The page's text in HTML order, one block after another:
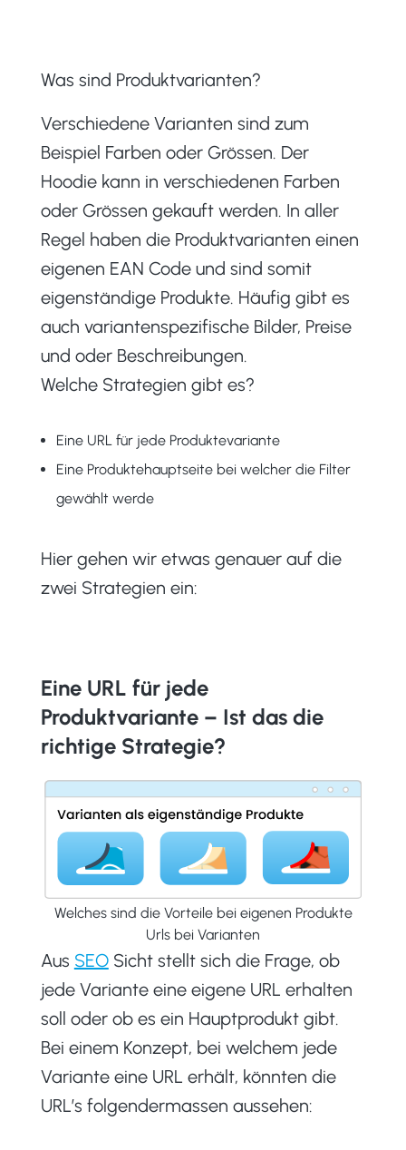
Was sind Produktvarianten?
Verschiedene Varianten sind zum
Beispiel Farben oder Grössen. Der
Hoodie kann in verschiedenen Farben
oder Grössen gekauft werden. In aller
Regel haben die Produktvarianten einen
eigenen EAN Code und sind somit
eigenständige Produkte. Häufig gibt es
auch variantenspezifische Bilder, Preise
und oder Beschreibungen.
Welche Strategien gibt es?
Eine URL für jede Produktevariante
Eine Produktehauptseite bei welcher die Filter
gewählt werde
Hier gehen wir etwas genauer auf die
zwei Strategien ein:
Eine URL für jede
Produktvariante – Ist das die
richtige Strategie?
Welches sind die Vorteile bei eigenen Produkte
Urls bei Varianten
Aus SEOSicht stellt sich die Frage, ob
jede Variante eine eigene URL erhalten
soll oder ob es ein Hauptprodukt gibt.
Bei einem Konzept, bei welchem jede
Variante eine URL erhält, könnten die
URL’s folgendermassen aussehen: